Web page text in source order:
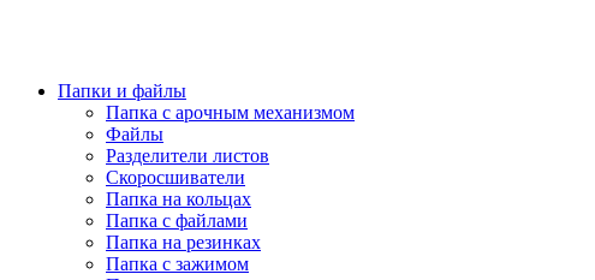
Папки и файлы
Папка с арочным механизмом
Файлы
Разделители листов
Скоросшиватели
Папка на кольцах
Папка с файлами
Папка на резинках
Папка с зажимом